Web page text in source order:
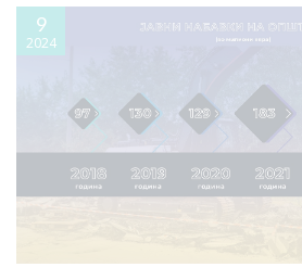
9
2024